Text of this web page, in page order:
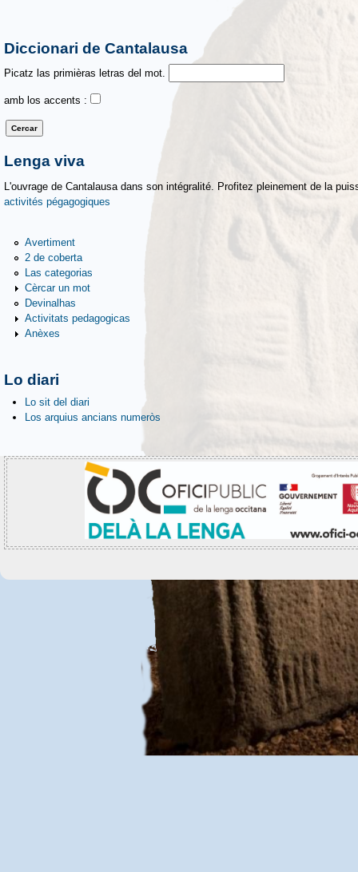
Diccionari de Cantalausa
Picatz las primièras letras del mot.
amb los accents :
Lenga viva
L'ouvrage de Cantalausa dans son intégralité. Profitez pleinement de la
activités pégagogiques
Avertiment
2 de coberta
Las categorias
Cèrcar un mot
Devinalhas
Activitats pedagogicas
Anèxes
Lo diari
Lo sit del diari
Los arquius ancians numeròs